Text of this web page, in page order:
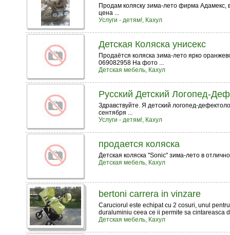
Продам коляску зима-лето фирма Адамекс,
цена ...
Услуги - детям!, Кахул
Детская Коляска унисекс
Продаётся коляска зима-лето ярко
069082958 На фото ...
Детская мебель, Кахул
Русский Детский Логопед-
Здравствуйте. Я детский логопед-
сентября ...
Услуги - детям!, Кахул
продается коляска
Детская коляска "Sonic" зима-лето в
Детская мебель, Кахул
bertoni carrera in vinzare
Caruciorul este echipat cu 2 cosuri, unul
duraluminiu ceea ce ii permite sa cintareasca
Детская мебель, Кахул